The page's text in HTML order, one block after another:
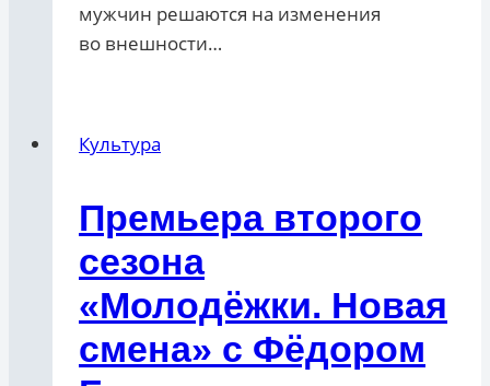
мужчин решаются на изменения
во внешности…
Культура
Премьера второго
сезона
«Молодёжки. Новая
смена» с Фёдором